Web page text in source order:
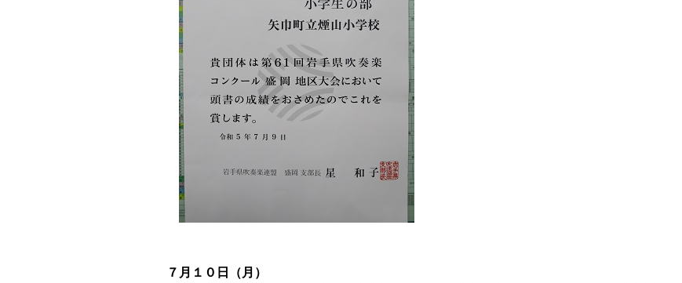
７月１０日（月）